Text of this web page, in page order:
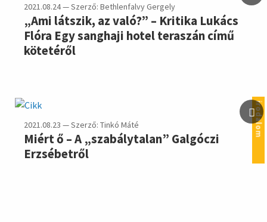
2021.08.24 — Szerző: Bethlenfalvy Gergely
„Ami látszik, az való?” – Kritika Lukács
Flóra Egy sanghaji hotel teraszán című
kötetéről
irodalom
2021.08.23 — Szerző: Tinkó Máté
Miért ő – A „szabálytalan” Galgóczi
Erzsébetről